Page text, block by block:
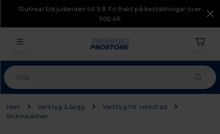
Slutrea! Erbjudanden till 9.8. Fri frakt på beställningar över
500 KR
Produkter
Hem Verktyg & bygg
Verktyg för verkstad
Sickmaskiner